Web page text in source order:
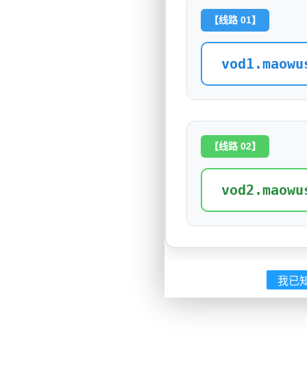
【线路 01】
【线路 02】
我已